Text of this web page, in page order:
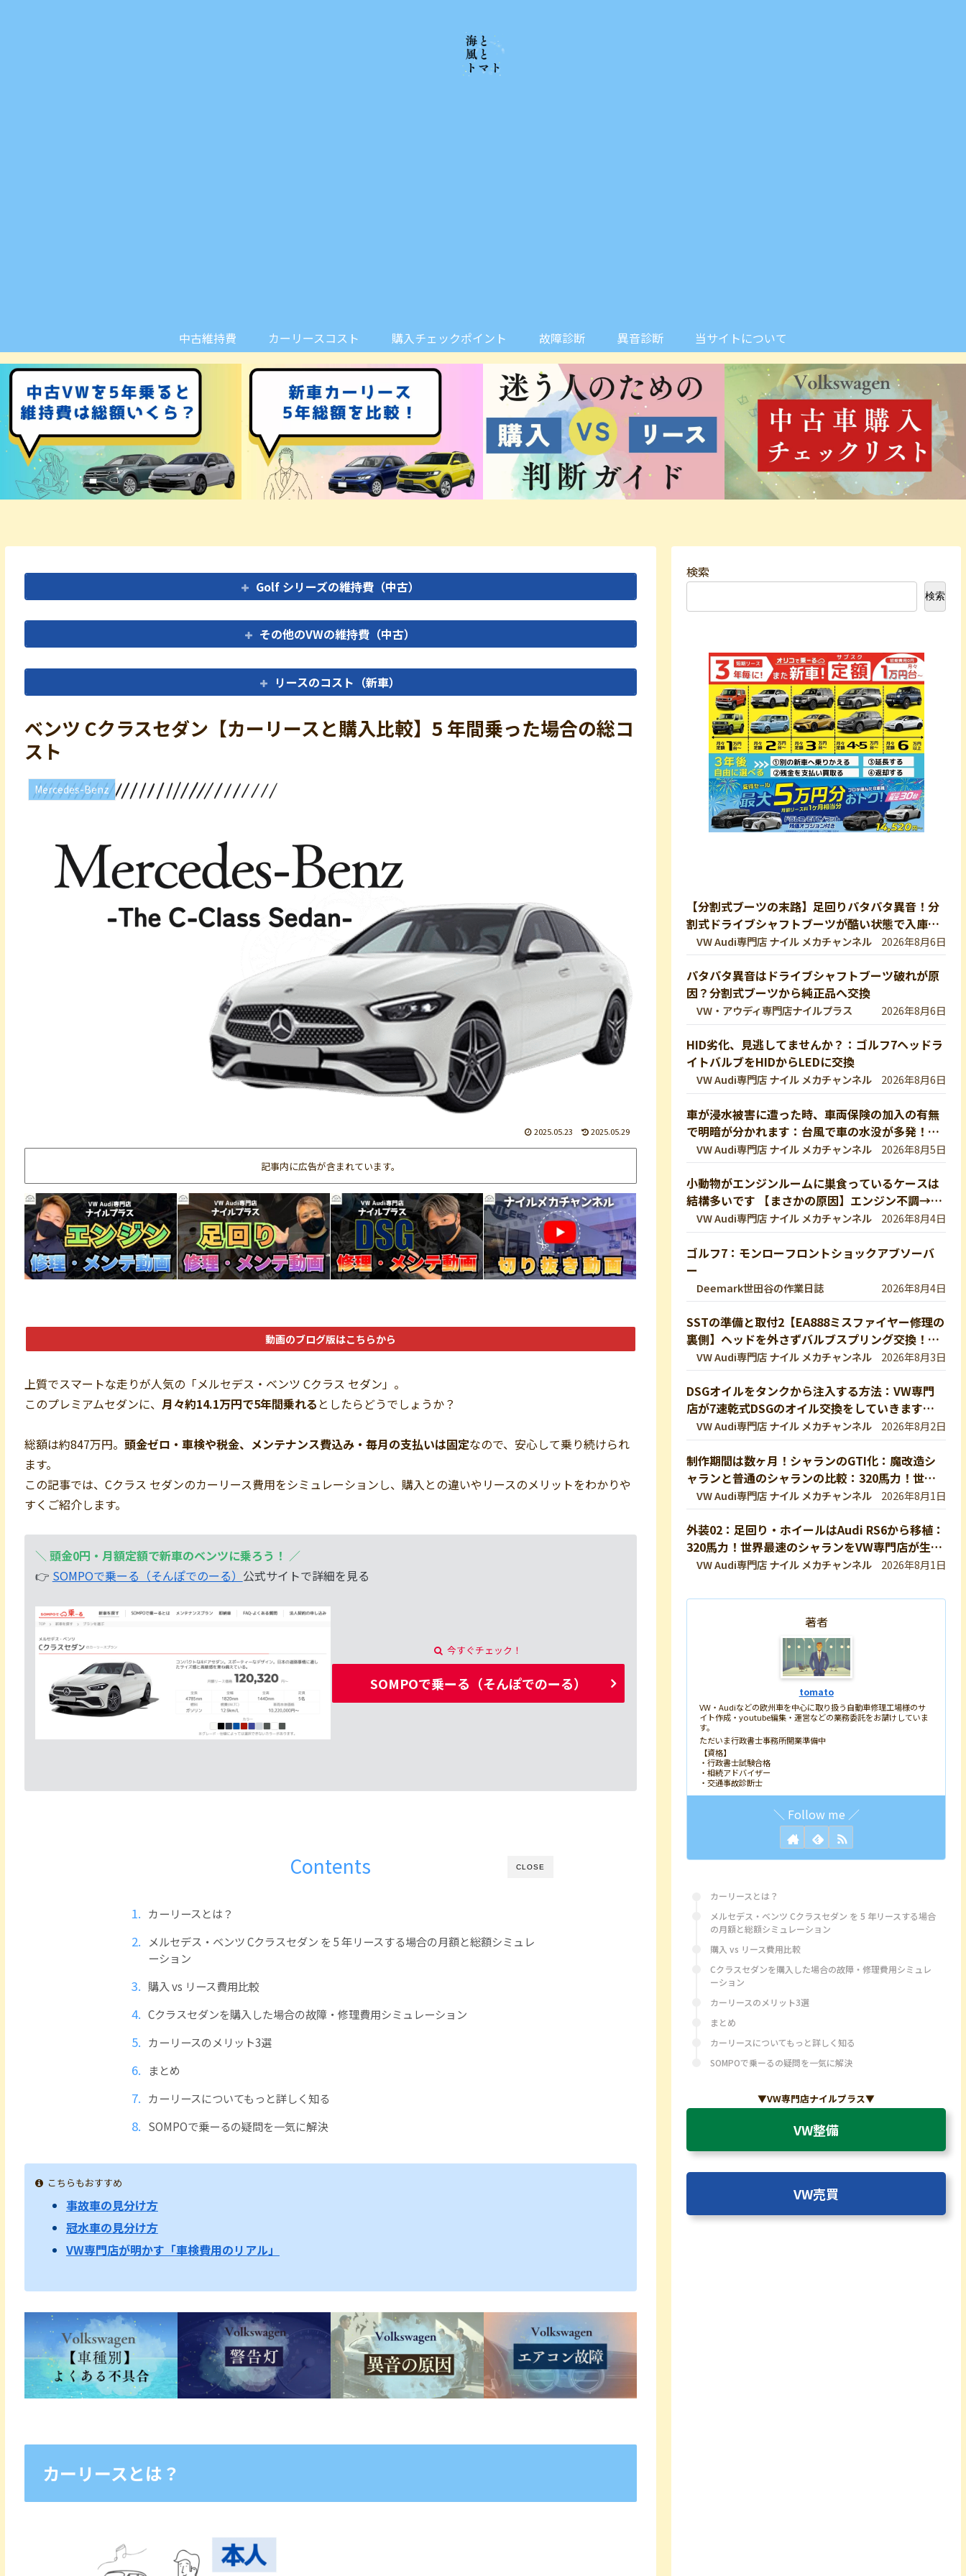
中古維持費 カーリースコスト 購入チェックポイント 故障診断 異音診断 当サイトについて
Golf シリーズの維持費（中古）
その他のVWの維持費（中古）
リースのコスト（新車）
ベンツ Cクラスセダン【カーリースと購入比較】5 年間乗った場合の総コ
スト
Mercedes-Benz
2025.05.23 2025.05.29
記事内に広告が含まれています。
動画のブログ版はこちらから
上質でスマートな走りが人気の「メルセデス・ベンツ Cクラス セダン」。
このプレミアムセダンに、 月々約14.1万円で5年間乗れる としたらどうでしょうか？
総額は約847万円。 頭金ゼロ・車検や税金、メンテナンス費込み・毎月の支払いは固定なので、安心して乗り続けられ
ます。
この記事では、Cクラス セダンのカーリース費用をシミュレーションし、購入との違いやリースのメリットをわかりや
すくご紹介します。
＼ 頭金0円・月額定額で新車のベンツに乗ろう！ ／
👉 SOMPOで乗ーる（そんぽでのーる） 公式サイトで詳細を見る
今すぐチェック！
SOMPOで乗ーる（そんぽでのーる）
CLOSE
Contents
カーリースとは？
メルセデス・ベンツ Cクラスセダン を 5 年リースする場合の月額と総額シミュレ
ーション
購入 vs リース費用比較
Cクラスセダンを購入した場合の故障・修理費用シミュレーション
カーリースのメリット3選
まとめ
カーリースについてもっと詳しく知る
SOMPOで乗ーるの疑問を一気に解決
こちらもおすすめ
事故車の見分け方
冠水車の見分け方
VW専門店が明かす「車検費用のリアル」
カーリースとは？
検索
検索
【分割式ブーツの末路】足回りパタパタ異音！分
割式ドライブシャフトブーツが酷い状態で入庫し
ました！純正ブーツに交換修理します【VW 9Nポ
ロ】
VW Audi専門店 ナイル メカチャンネル 2026年8月6日
パタパタ異音はドライブシャフトブーツ破れが原
因？分割式ブーツから純正品へ交換
VW・アウディ専門店ナイルプラス 2026年8月6日
HID劣化、見逃してませんか？：ゴルフ7ヘッドラ
イトバルブをHIDからLEDに交換
VW Audi専門店 ナイル メカチャンネル 2026年8月6日
車が浸水被害に遭った時、車両保険の加入の有無
で明暗が分かれます：台風で車の水没が多発！冠
水車の見分け方や注意ポイントをVW専門店が解
説していきます！【VW修理】
VW Audi専門店 ナイル メカチャンネル 2026年8月5日
小動物がエンジンルームに巣食っているケースは
結構多いです 【まさかの原因】エンジン不調→開
けたら小動物の巣だった… 【VW修理】
VW Audi専門店 ナイル メカチャンネル 2026年8月4日
ゴルフ7：モンローフロントショックアブソーバ
ー
Deemark世田谷の作業日誌 2026年8月4日
SSTの準備と取付2【EA888ミスファイヤー修理の
裏側】ヘッドを外さずバルブスプリング交換！特
殊工具で行う実作業を完全公開 【VW修理】
VW Audi専門店 ナイル メカチャンネル 2026年8月3日
DSGオイルをタンクから注入する方法：VW専門
店が7速乾式DSGのオイル交換をしていきます！
DQ200【VW修理】
VW Audi専門店 ナイル メカチャンネル 2026年8月2日
制作期間は数ヶ月！シャランのGTI化：魔改造シ
ャランと普通のシャランの比較：320馬力！世界
最速のシャランをVW専門店が生み出したので紹
介します！ 【VW修理】
VW Audi専門店 ナイル メカチャンネル 2026年8月1日
外装02：足回り・ホイールはAudi RS6から移植：
320馬力！世界最速のシャランをVW専門店が生み
出したので紹介します！
VW Audi専門店 ナイル メカチャンネル 2026年8月1日
著者
tomato
VW・Audiなどの欧州車を中心に取り扱う自動車修理工場様のサ
イト作成・youtube編集・運営などの業務委託をお請けしていま
す。
ただいま行政書士事務所開業準備中
【資格】
・行政書士試験合格
・相続アドバイザー
・交通事故診断士
カーリースとは？
メルセデス・ベンツ Cクラスセダン を 5 年リースする場合
の月額と総額シミュレーション
購入 vs リース費用比較
Cクラスセダンを購入した場合の故障・修理費用シミュレ
ーション
カーリースのメリット3選
まとめ
カーリースについてもっと詳しく知る
SOMPOで乗ーるの疑問を一気に解決
▼VW専門店ナイルプラス▼
VW整備
VW売買